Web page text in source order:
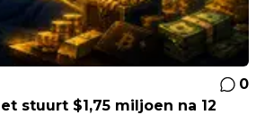
0
stuurt $1,75 miljoen na 12